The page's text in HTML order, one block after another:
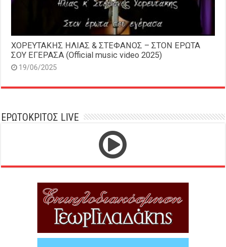
ΧΟΡΕΥΤΑΚΗΣ ΗΛΙΑΣ & ΣΤΕΦΑΝΟΣ – ΣΤΟΝ ΕΡΩΤΑ
ΣΟΥ ΕΓΕΡΑΣΑ (Official music video 2025)
19/06/2025
ΕΡΩΤΟΚΡΙΤΟΣ LIVE